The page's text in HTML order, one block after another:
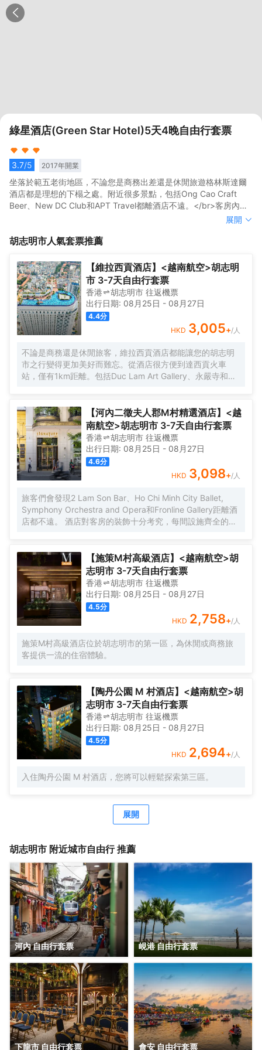
綠星酒店(Green Star Hotel)5天4晚自由行套票
3.7/5 2017年開業
坐落於範五老街地區，不論您是商務出差還是休閒旅遊格林斯達爾
酒店都是理想的下榻之處。附近很多景點，包括Ong Cao Craft
Beer、New DC Club和APT Travel都離酒店不遠。</br>客房內的
所有設施都是經過精心的考慮和安排，包括空調和衣櫃/衣櫥，滿足
好電熱水壺和瓶裝水，以滿足您的飲水需求。倘若您在忙碌的一天
選擇。在酒吧點上一杯消除一天的疲勞，對於旅客來説是一個不錯
的休閒選擇。如果您喜歡安靜的用餐，酒店可以提供房間送餐服
務。若是覺得酒店的餐飲無法滿足您挑剔的味蕾，附近Cyclo
Resto（東南亞菜）的毛瓜湯、Huynh Hoa Sandwich
Shop（BÁNH MÌ HUỲNH HOA）（快餐簡餐）的法棍三明治和Xu
Restaurant Lounge（東南亞菜）的南瓜花或許能勾起您的食慾。
</br>酒店休閒區提供了各類設施，您可以在這裏舒緩身心壓力。酒
店提供的乾洗服務，讓您的旅途更加方便。
坐落於範五老街地區，不論您是商務出差還是休閒旅遊格林斯達爾
Beer、New DC Club和APT Travel都離酒店不遠。</br>客房內的
您入住需求的同時又能增添家的温馨感。服務人員會提前為您準備
好電熱水壺和瓶裝水，以滿足您的飲水需求。倘若您在忙碌的一天
後想在自己的客房內放鬆，提供拖鞋和吹風機的客房浴室是不錯的
選擇。在酒吧點上一杯消除一天的疲勞，對於旅客來説是一個不錯
的休閒選擇。如果您喜歡安靜的用餐，酒店可以提供房間送餐服
務。若是覺得酒店的餐飲無法滿足您挑剔的味蕾，附近Cyclo
Resto（東南亞菜）的毛瓜湯、Huynh Hoa Sandwich
Restaurant Lounge（東南亞菜）的南瓜花或許能勾起您的食慾。
</br>酒店休閒區提供了各類設施，您可以在這裏舒緩身心壓力。酒
店的會議廳提供優質服務，是眾多商旅客選擇入住這裏的原因。酒
展開
胡志明市人氣套票推薦
【維拉西貢酒店】<越南航空>胡志明
市 3-7天自由行套票
香港 胡志明市 往返機票
出行日期: 08月25日 - 08月27日
4.4分
HKD 3,005+/人
不論是商務還是休閒旅客，維拉西貢酒店都能讓您的胡志明
市之行變得更加美好而難忘。從酒店很方便到達西貢火車
站，僅有1km距離。包括Duc Lam Art Gallery、永嚴寺和
全的客房都配備有雨傘、房內保險箱和空調。有飲水需求的
旅客，酒店還為您提供了瓶裝水。浴室配有拖鞋、24小時熱
水和浴缸。在餘暇時間，可以選擇去酒店的酒吧喝上一杯飲
料，驅走所有的疲憊。貼心的送餐服務可以滿足那些喜歡在
私人場合進餐的旅客。除此之外，周邊餐飲種類繁多。
HOME FINEST（東南亞菜）供應一流的推薦美味-Grilled
beef on hot rock stone，Huynh Hoa Sandwich
Shop（BÁNH MÌ HUỲNH HOA）（快餐簡餐）提供的法棍
三明治備受好評，Cyclo Resto（東南亞菜）的香茅雞也是來
這裏遊玩不容錯過的美味。 住客既能在 室外泳池揮灑汗水，
也可以在桑拿浴室放鬆身心。酒店設有會議廳和商務中心，
省心。
【河內二徵夫人郡M村精選酒店】<越
南航空>胡志明市 3-7天自由行套票
香港 胡志明市 往返機票
出行日期: 08月25日 - 08月27日
4.6分
HKD 3,098+/人
旅客們會發現2 Lam Son Bar、Ho Chi Minh City Ballet,
Symphony Orchestra and Opera和Fronline Gallery距離酒
店都不遠。 酒店對客房的裝飾十分考究，每間設施齊全的客
倘若您在忙碌的一天後想在自己的客房內放鬆，提供拖鞋和
24小時熱水的客房浴室是不錯的選擇。 優美的環境，再搭配
上細緻周到的服務，酒店的休閒區定能滿足您的品質需求。
酒店的會議廳將熱情的服務與專業的素質完美地結合在一
起。提供乾洗服務，為您的旅途省心。
【施策M村高級酒店】<越南航空>胡
志明市 3-7天自由行套票
香港 胡志明市 往返機票
出行日期: 08月25日 - 08月27日
4.5分
HKD 2,758+/人
施策M村高級酒店位於胡志明市的第一區，為休閒或商務旅
客提供一流的住宿體驗。
【陶丹公園 M 村酒店】<越南航空>胡
志明市 3-7天自由行套票
香港 胡志明市 往返機票
出行日期: 08月25日 - 08月27日
4.5分
HKD 2,694+/人
入住陶丹公園 M 村酒店，您將可以輕鬆探索第三區。
展開
胡志明市 附近城市自由行 推薦
河內 自由行套票 峴港 自由行套票
下龍市 自由行套票 會安 自由行套票